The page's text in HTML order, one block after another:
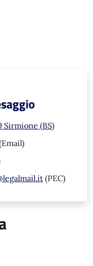
Sirmione (BS)
(PEC)